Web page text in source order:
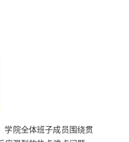
学院全体班子成员围绕贯